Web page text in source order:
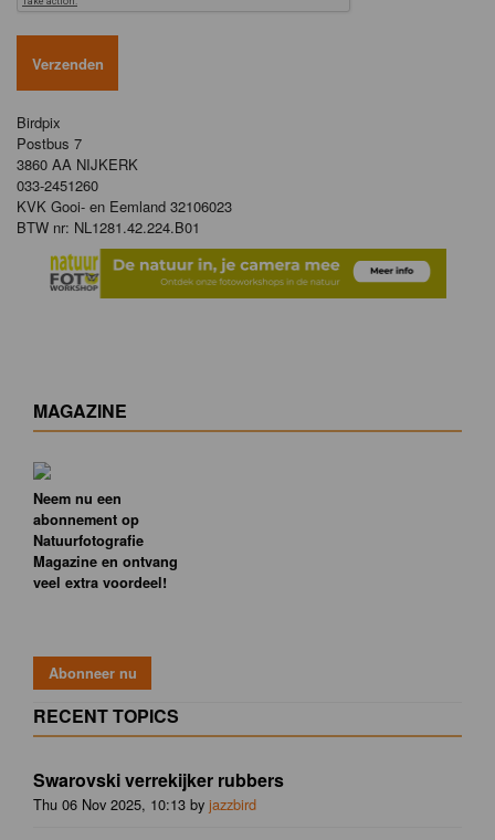
Birdpix
Postbus 7
3860 AA NIJKERK
033-2451260
KVK Gooi- en Eemland 32106023
BTW nr: NL1281.42.224.B01
MAGAZINE
Neem nu een
abonnement op
Natuurfotografie
Magazine en ontvang
veel extra voordeel!
RECENT TOPICS
Swarovski verrekijker rubbers
Thu 06 Nov 2025, 10:13 by jazzbird